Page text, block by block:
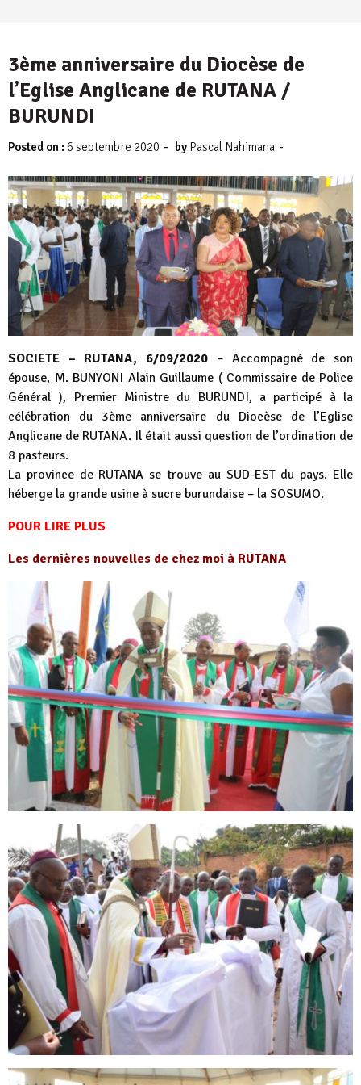
3ème anniversaire du Diocèse de
l’Eglise Anglicane de RUTANA /
BURUNDI
Posted on :6 septembre 2020 - by Pascal Nahimana -
SOCIETE – RUTANA, 6/09/2020 – Accompagné de son
épouse, M. BUNYONI Alain Guillaume ( Commissaire de Police
Général ), Premier Ministre du BURUNDI, a participé à la
célébration du 3ème anniversaire du Diocèse de l’Eglise
Anglicane de RUTANA. Il était aussi question de l’ordination de
8 pasteurs.
La province de RUTANA se trouve au SUD-EST du pays. Elle
héberge la grande usine à sucre burundaise – la SOSUMO.
POUR LIRE PLUS
Les dernières nouvelles de chez moi à RUTANA